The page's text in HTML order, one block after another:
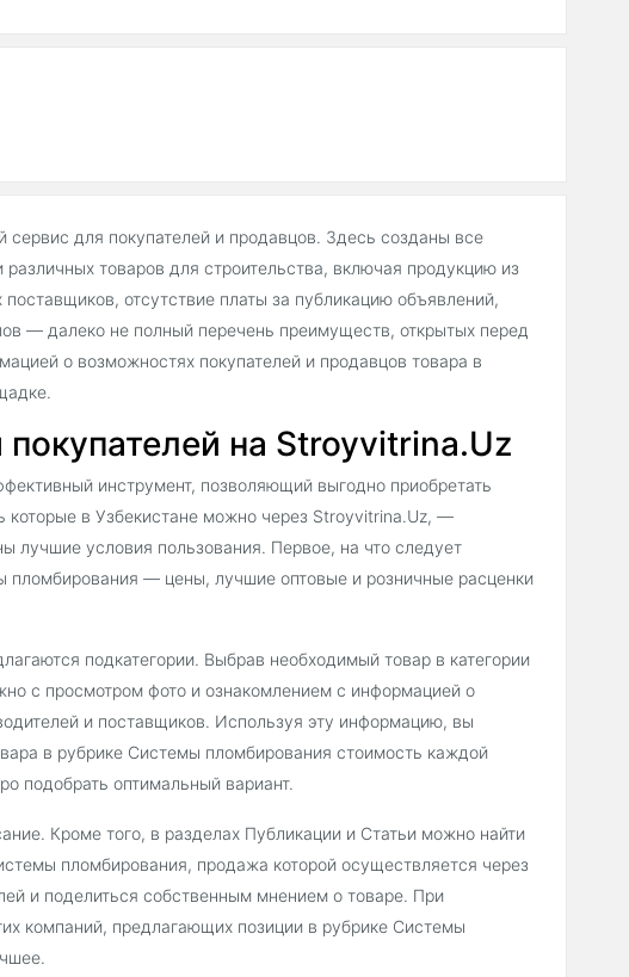
для покупателей и продавцов. Здесь созданы все
товаров для строительства, включая продукцию из
отсутствие платы за публикацию объявлений,
— далеко не полный перечень преимуществ, открытых перед
о возможностях покупателей и продавцов товара в
на Stroyvitrina.Uz
инструмент, позволяющий выгодно приобретать
которые в Узбекистане можно через Stroyvitrina.Uz, —
лучшие условия пользования. Первое, на что следует
пломбирования — цены, лучшие оптовые и розничные расценки
подкатегории. Выбрав необходимый товар в категории
с просмотром фото и ознакомлением с информацией о
и поставщиков. Используя эту информацию, вы
в рубрике Системы пломбирования стоимость каждой
подобрать оптимальный вариант.
Кроме того, в разделах Публикации и Статьи можно найти
пломбирования, продажа которой осуществляется через
и поделиться собственным мнением о товаре. При
компаний, предлагающих позиции в рубрике Системы